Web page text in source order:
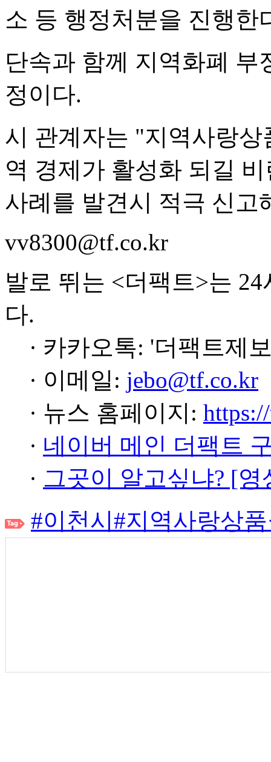
소 등 행정처분을 진행한
단속과 함께 지역화폐 부
정이다.
시 관계자는 "지역사랑
역 경제가 활성화 되길
사례를 발견시 적극 신고
vv8300@tf.co.kr
발로 뛰는 <더팩트>는
다.
· 카카오톡: '더팩트제
· 이메일: jebo@tf.co.kr
· 뉴스 홈페이지:
· 네이버 메인 더팩트
· 그곳이 알고싶냐? [
#이천시#지역사랑상